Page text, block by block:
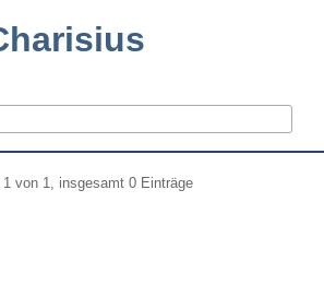
von 1, insgesamt 0 Einträge